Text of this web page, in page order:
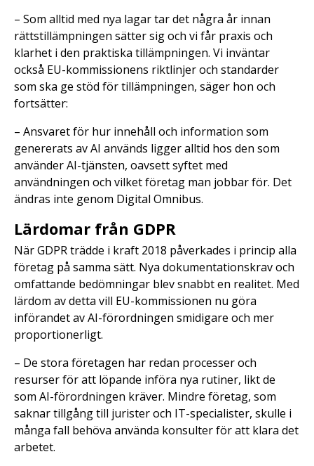
– Som alltid med nya lagar tar det några år innan
rättstillämpningen sätter sig och vi får praxis och
klarhet i den praktiska tillämpningen. Vi inväntar
också EU-kommissionens riktlinjer och standarder
som ska ge stöd för tillämpningen, säger hon och
fortsätter:
– Ansvaret för hur innehåll och information som
genererats av AI används ligger alltid hos den som
använder AI-tjänsten, oavsett syftet med
användningen och vilket företag man jobbar för. Det
ändras inte genom Digital Omnibus.
Lärdomar från GDPR
När GDPR trädde i kraft 2018 påverkades i princip alla
företag på samma sätt. Nya dokumentationskrav och
omfattande bedömningar blev snabbt en realitet. Med
lärdom av detta vill EU-kommissionen nu göra
införandet av AI-förordningen smidigare och mer
proportionerligt.
– De stora företagen har redan processer och
resurser för att löpande införa nya rutiner, likt de
som AI-förordningen kräver. Mindre företag, som
saknar tillgång till jurister och IT-specialister, skulle i
många fall behöva använda konsulter för att klara det
arbetet.